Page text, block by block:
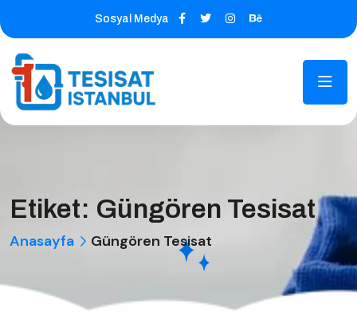
Sosyal Medya
Etiket: Güngören Tesisat
Anasayfa Güngören Tesisat